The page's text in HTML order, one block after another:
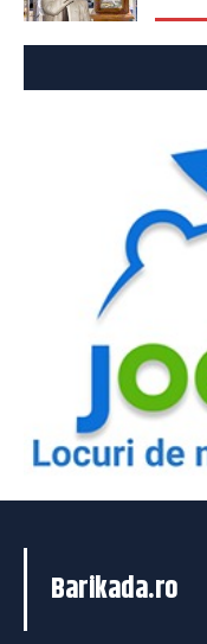
Barikada.ro